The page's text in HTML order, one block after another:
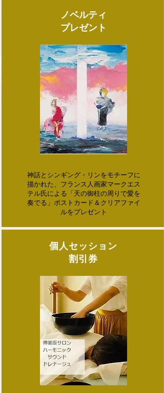
ノベルティ
​プレゼント
神話とシンギング・リンをモチーフに
描かれた、フランス人画家マークエス
テル氏による「天の御柱の周りで愛を
奏でる」ポストカード＆クリアファイ
ルをプレゼント
​個人セッション
​割引券